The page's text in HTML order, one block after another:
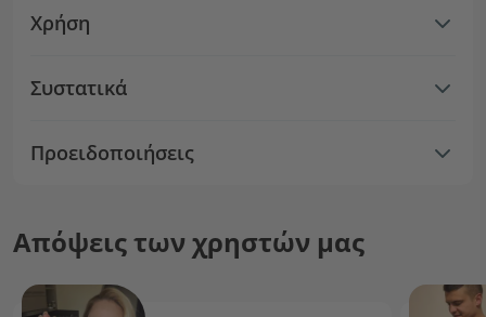
Χρήση
Συστατικά
Προειδοποιήσεις
Απόψεις των χρηστών μας